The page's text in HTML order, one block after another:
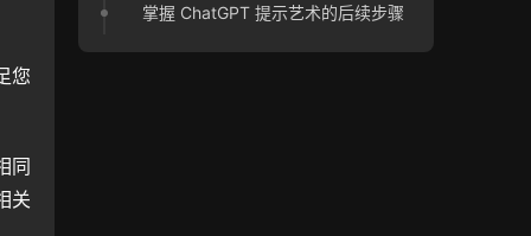
您
同
关
掌握 ChatGPT 提示艺术的后续步骤